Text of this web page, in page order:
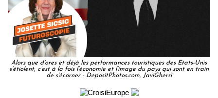
Alors que d’ores et déjà les performances touristiques des Etats-Unis
s’étiolent, c’est à la fois l’économie et l’image du pays qui sont en train
de s’écorner - DepositPhotos.com, JaviGhersi